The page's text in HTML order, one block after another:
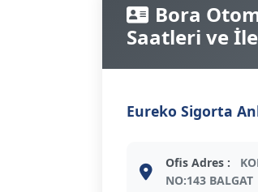
Bora
Saatleri ve
Eureko Sigorta
Ofis Adres :
NO:143 BALGAT